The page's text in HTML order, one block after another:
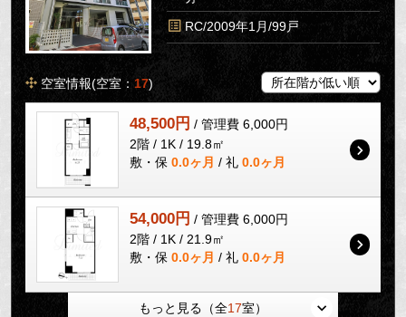
RC/2009年1月/99戸
空室情報(空室： 17)
48,500円 / 管理費 6,000円
2階 / 1K / 19.8㎡
敷・保 0.0ヶ月 / 礼 0.0ヶ月
54,000円 / 管理費 6,000円
2階 / 1K / 21.9㎡
敷・保 0.0ヶ月 / 礼 0.0ヶ月
もっと見る（全17室）